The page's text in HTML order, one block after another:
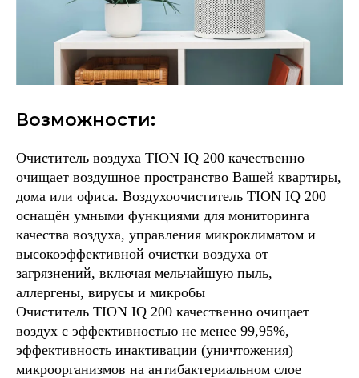
Возможности:
Очиститель воздуха TION IQ 200 качественно
очищает воздушное пространство Вашей квартиры,
дома или офиса. Воздухоочиститель TION IQ 200
оснащён умными функциями для мониторинга
качества воздуха, управления микроклиматом и
высокоэффективной очистки воздуха от
загрязнений, включая мельчайшую пыль,
аллергены, вирусы и микробы
Очиститель TION IQ 200 качественно очищает
воздух с эффективностью не менее 99,95%,
эффективность инактивации (уничтожения)
микроорганизмов на антибактериальном слое